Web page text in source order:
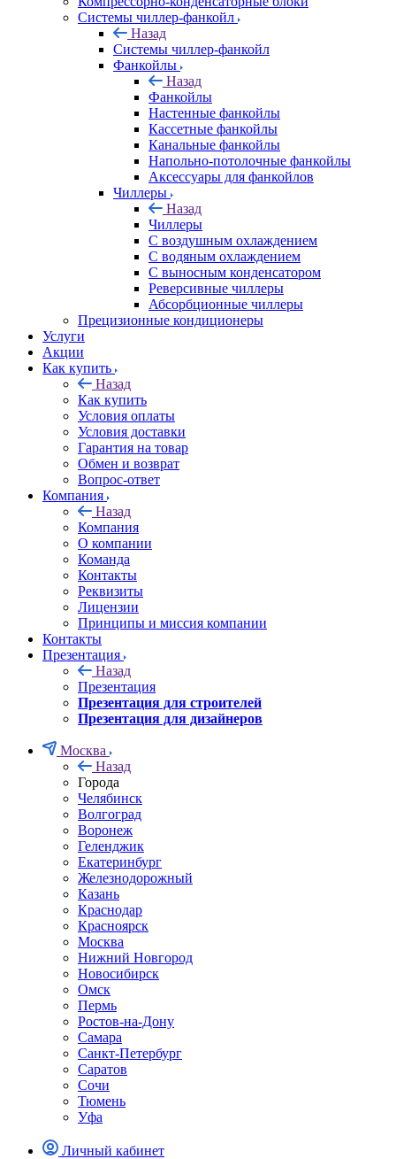
Системы чиллер-фанкойл
Назад
Системы чиллер-фанкойл
Фанкойлы
Назад
Фанкойлы
Настенные фанкойлы
Кассетные фанкойлы
Канальные фанкойлы
Напольно-потолочные фанкойлы
Аксессуары для фанкойлов
Чиллеры
Назад
Чиллеры
С воздушным охлаждением
С водяным охлаждением
С выносным конденсатором
Реверсивные чиллеры
Абсорбционные чиллеры
Прецизионные кондиционеры
Услуги
Акции
Как купить
Назад
Как купить
Условия оплаты
Условия доставки
Гарантия на товар
Обмен и возврат
Вопрос-ответ
Компания
Назад
Компания
О компании
Команда
Контакты
Реквизиты
Лицензии
Принципы и миссия компании
Контакты
Презентация
Назад
Презентация
Презентация для строителей
Презентация для дизайнеров
Москва
Назад
Города
Челябинск
Волгоград
Воронеж
Геленджик
Екатеринбург
Железнодорожный
Казань
Краснодар
Красноярск
Москва
Нижний Новгород
Новосибирск
Омск
Пермь
Ростов-на-Дону
Самара
Санкт-Петербург
Саратов
Сочи
Тюмень
Уфа
Личный кабинет